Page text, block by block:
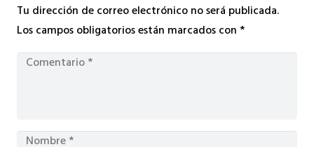
Tu dirección de correo electrónico no será publicada.
Los campos obligatorios están marcados con*